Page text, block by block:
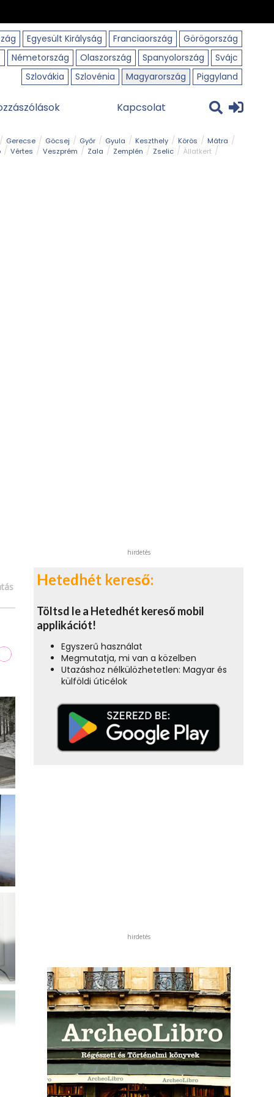
Egyesült Királyság Franciaország
Görögország
Németország Olaszország Spanyolország
Svájc
Szlovákia
Szlovénia Magyarország Piggyland
Kapcsolat
Gerecse Göcsej Győr Gyula Keszthely Körös
Mátra
Vértes Veszprém Zala Zemplén Zselic Állatkert
hirdetés
Hetedhét kereső:
Töltsd le a Hetedhét kereső mobil
applikációt!
Egyszerű használat
Megmutatja, mi van a közelben
Utazáshoz nélkülözhetetlen: Magyar és
külföldi úticélok
hirdetés